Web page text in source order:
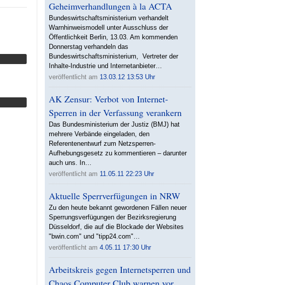
Geheimverhandlungen à la ACTA
Bundeswirtschaftsministerium verhandelt
Warnhinweismodell unter Ausschluss der
Öffentlichkeit Berlin, 13.03. Am kommenden
Donnerstag verhandeln das
Bundeswirtschaftsministerium, Vertreter der
Inhalte-Industrie und Internetanbieter…
veröffentlicht am 13.03.12 13:53 Uhr
AK Zensur: Verbot von Internet-
Sperren in der Verfassung verankern
Das Bundesministerium der Justiz (BMJ) hat
mehrere Verbände eingeladen, den
Referentenentwurf zum Netzsperren-
Aufhebungsgesetz zu kommentieren – darunter
auch uns. In…
veröffentlicht am 11.05.11 22:23 Uhr
Aktuelle Sperrverfügungen in NRW
Zu den heute bekannt gewordenen Fällen neuer
Sperrungsverfügungen der Bezirksregierung
Düsseldorf, die auf die Blockade der Websites
"bwin.com" und "tipp24.com"…
veröffentlicht am 4.05.11 17:30 Uhr
Arbeitskreis gegen Internetsperren und